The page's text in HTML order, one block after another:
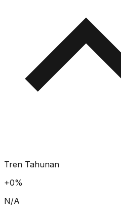
Tren Tahunan
+0%
N/A